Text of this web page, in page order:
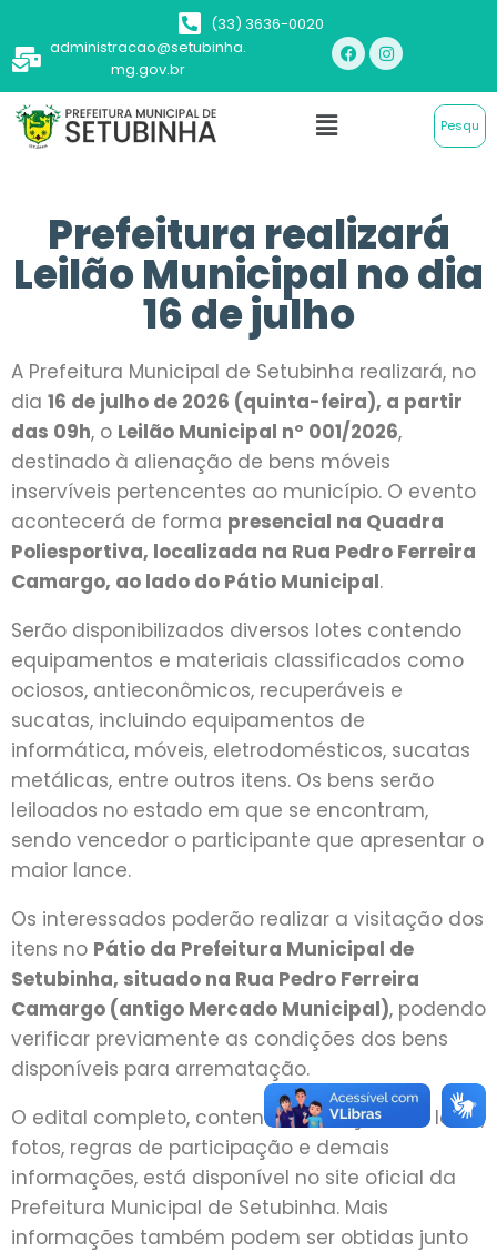
(33) 3636-0020
administracao@setubinha.
mg.gov.br
Prefeitura realizará
Leilão Municipal no dia
16 de julho
A Prefeitura Municipal de Setubinha realizará, no
dia 16 de julho de 2026 (quinta-feira), a partir
das 09h, o Leilão Municipal nº 001/2026,
destinado à alienação de bens móveis
inservíveis pertencentes ao município. O evento
acontecerá de forma presencial na Quadra
Poliesportiva, localizada na Rua Pedro Ferreira
Camargo, ao lado do Pátio Municipal.
Serão disponibilizados diversos lotes contendo
equipamentos e materiais classificados como
ociosos, antieconômicos, recuperáveis e
sucatas, incluindo equipamentos de
informática, móveis, eletrodomésticos, sucatas
metálicas, entre outros itens. Os bens serão
leiloados no estado em que se encontram,
sendo vencedor o participante que apresentar o
maior lance.
Os interessados poderão realizar a visitação dos
itens no Pátio da Prefeitura Municipal de
Setubinha, situado na Rua Pedro Ferreira
Camargo (antigo Mercado Municipal), podendo
verificar previamente as condições dos bens
disponíveis para arrematação.
O edital completo, contendo a relação dos lotes,
fotos, regras de participação e demais
informações, está disponível no site oficial da
Prefeitura Municipal de Setubinha. Mais
informações também podem ser obtidas junto